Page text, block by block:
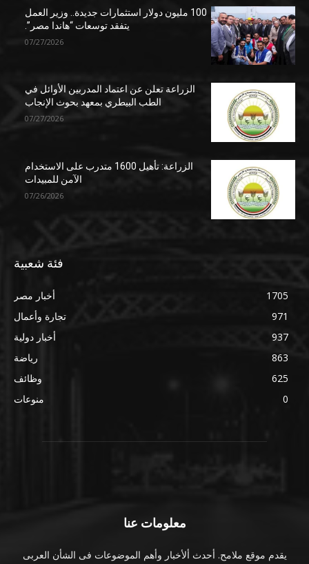
100 مليون دولار استثمارات جديدة.. وزير العمل
يتفقد توسعات “هاندا مصر”.
07/27/2026
الزراعة تعلن عن اعتماد المدربين الأوائل في
الطب البيطري بمعهد بحوث الإنجاب
07/27/2026
الزراعة: تأهيل 1600 متدرب على الاستخدام
الآمن للمبيدات
07/26/2026
فئة شعبية
أخبار مصر
1705
تجارة وأعمال
971
أخبار دولية
937
رياضة
863
وظائف
625
منوعات
0
معلومات عنا
يقدم موقع ملامح. أحدث ألأخبار وأهم الموضوعات فى الشأن العربى